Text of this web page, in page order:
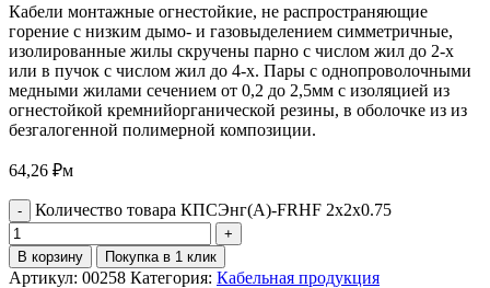
Кабели монтажные огнестойкие, не распространяющие
горение с низким дымо- и газовыделением симметричные,
изолированные жилы скручены парно с числом жил до 2-х
или в пучок с числом жил до 4-х. Пары с однопроволочными
медными жилами сечением от 0,2 до 2,5мм с изоляцией из
огнестойкой кремнийорганической резины, в оболочке из из
безгалогенной полимерной композиции.
64,26 ₽м
Количество товара КПСЭнг(А)-FRHF 2х2х0.75
В корзину Покупка в 1 клик
Артикул: 00258 Категория: Кабельная продукция